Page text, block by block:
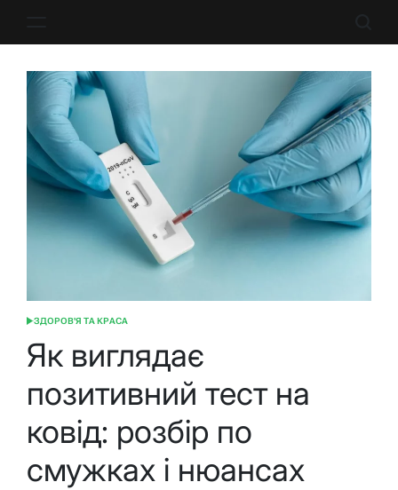
ОПУБЛІКУВАТИ
ЗДОРОВ'Я ТА КРАСА
Як виглядає
позитивний тест на
ковід: розбір по
смужках і нюансах